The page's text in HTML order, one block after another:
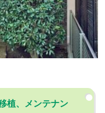
植、メンテナン